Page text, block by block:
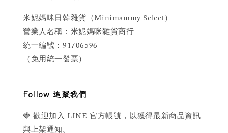
米妮媽咪日韓雜貨（Minimammy Select）
營業人名稱：米妮媽咪雜貨商行
統一編號：91706596
（免用統一發票）
Follow 追蹤我們
🍓 歡迎加入 LINE 官方帳號，以獲得最新商品資訊
與上架通知。